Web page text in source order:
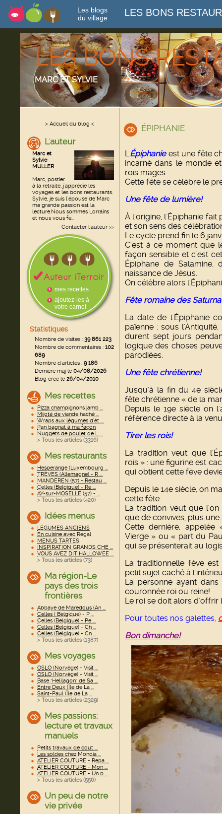
Les blogs
du village
LES BONS
LES BONS
MARC ET SYLVIE
> Accueil du blog <
L'auteur
Marc et
Sylvie
MULLER
Marc, postier
à la retraite, j'apprécie les
voyages et les bons restaurants.
Sylvie, je suis l'épouse de Marc
ma grande passion est la
lecture.Nous sommes Lorrains
et nous vous fe...
Contacter l'auteur >>
mes recettes
ajoutez-les à
votre carnet
Statistiques
Nombre de visites : 39 861 223
Nombre de commentaires : 102
689
Nombre d'articles : 9 186
Dernière màj le04/08/2026
Blog créé le26/04/2010
Mes recettes
Pizza champignons jamb ...
Mijoté de viande haché ...
Wraps aux légumes d'ét ...
Pan bagnat à ma façon
Nuggets de poulet de L ...
> Tous les articles (3316)
Mes restaurants
Hesperange (Luxembourg ...
TRÈVES (Allemagne) - R ...
MANDEREN (57) - Restau ...
Celles (Belgique) - Re ...
AY-sur-MOSELLE (57) - ...
> Tous les articles (420)
Idées menus
LÉGUMES ANCIENS
En cuisine avec Régal
MENUS TARTES
INSPIRATION GRANDS CHE ...
VOUS AVEZ DIT HALLOWEE ...
> Tous les articles (73)
Ma région-Le
pays des trois
frontières
Abbaye de Maredous (An ...
Celles ( Belgique) - P ...
Celles (Belgique) - Pe ...
Celles (Belgique) - Ch ...
Celles (Belgique) - Ch ...
> Tous les articles (1387)
Mes voyages
OSLO (Norvège) - Visit ...
OSLO (Norvège) - Visit ...
Base "Helilagon" de Sa ...
Entre Deux (Île de La ...
Saint-Paul (Île de La ...
> Tous les articles (2329)
Mes passions:
lecture et travaux
manuels
Petits travaux de cout ...
Les soldes chez Mondia ...
ATELIER COUTURE - Repa ...
ATELIER COUTURE - Mon ...
ATELIER COUTURE - Un b ...
> Tous les articles (556)
Un peu de notre
vie privée
ÉPIPHANIE
L'Épiphanieest une fête
incarné dans le monde
rois mages.
Cette fête se célèbre le
Une fête de lumière!
À l'origine, l'Épiphanie
et son sens des
Le cycle prend fin le 6
C'est à ce moment que
façon sensible et c'est
Épiphane de Salamine,
naissance de Jésus.
On célèbre alors
Fête romaine des
La date de l'Épiphanie
païenne : sous
durent sept jours
logique des choses
parodiées.
Une fête chrétienne!
Jusqu'à la fin du 4e
fête chrétienne « de la
Depuis le 19e siècle on
référence directe à la
Tirer les rois!
La tradition veut que
rois » : une figurine est
qui obtient cette fève
Depuis le 14e siècle, on
cette fête.
La tradition veut que
que de convives, plus une.
Cette dernière,
Vierge » ou « part du
qui se présenterait au
La traditionnelle fève
petit sujet caché à
La personne ayant
couronnée roi ou reine!
Le roi se doit alors d'offrir
Pour toutes nos galettes,
Bon dimanche!